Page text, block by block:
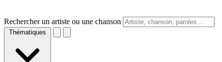
Rechercher un artiste ou une chanson
Thématiques